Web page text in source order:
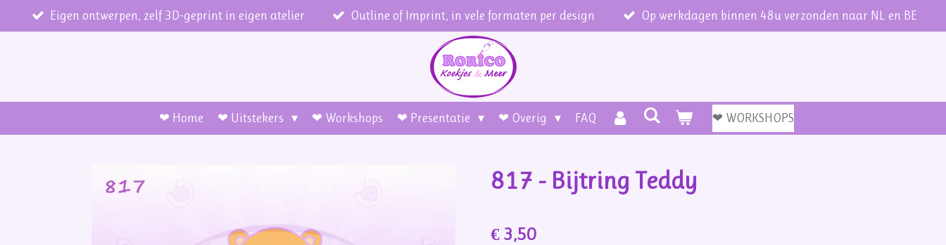
direct
Eigen ontwerpen, zelf 3D-geprint in eigen atelier Outline of Imprint, in vele formaten per design Op werkdagen binnen 48u verzonden naar NL en BE
❤ Home ❤ Uitstekers ❤ Workshops ❤ Presentatie ❤ Overig FAQ ❤ WORKSHOPS
817 - Bijtring Teddy
€ 3,50